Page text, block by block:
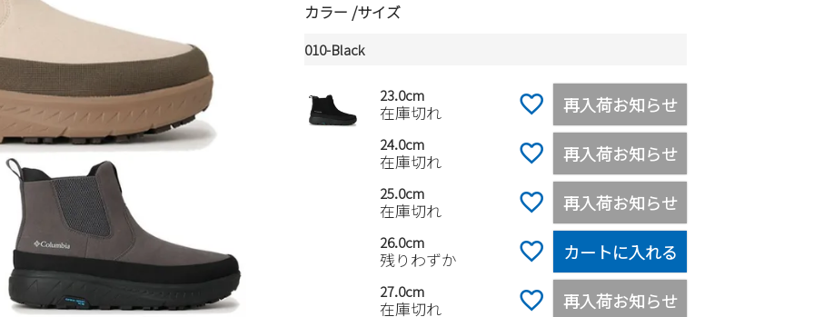
カラー サイズ
010-Black
23.0cm
在庫切れ 再入荷お知らせ
24.0cm
在庫切れ 再入荷お知らせ
25.0cm
在庫切れ 再入荷お知らせ
26.0cm
残りわずか カートに入れる
27.0cm
在庫切れ 再入荷お知らせ